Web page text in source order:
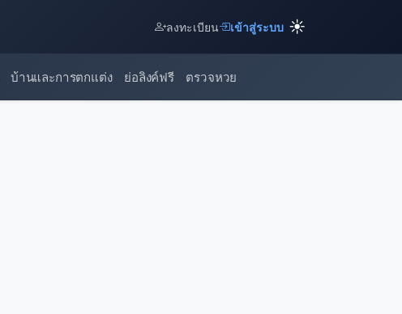
ลงทะเบียน เข้าสู่ระบบ ☀️
บ้านและการตกแต่ง ย่อลิงค์ฟรี ตรวจหวย